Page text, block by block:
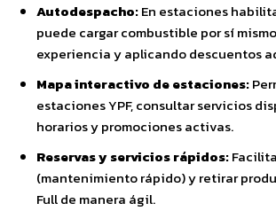
Autodespacho:En estaciones
puede cargar combustible por sí
experiencia y aplicando descuentos
Mapa interactivo de estaciones:
estaciones YPF, consultar servicios
horarios y promociones activas.
Reservas y servicios rápidos:
(mantenimiento rápido) y retirar
Full de manera ágil.